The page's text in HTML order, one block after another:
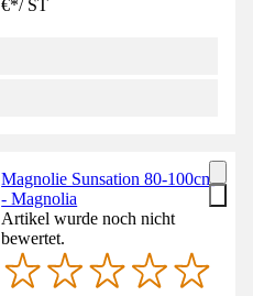
€*/ ST
Magnolie Sunsation 80-100cm
- Magnolia
Artikel wurde noch nicht
bewertet.